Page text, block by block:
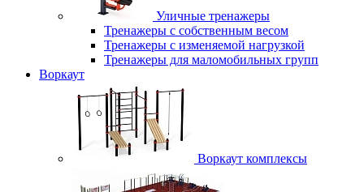
Уличные тренажеры
Тренажеры с собственным весом
Тренажеры с изменяемой нагрузкой
Тренажеры для маломобильных групп
Воркаут
Воркаут комплексы